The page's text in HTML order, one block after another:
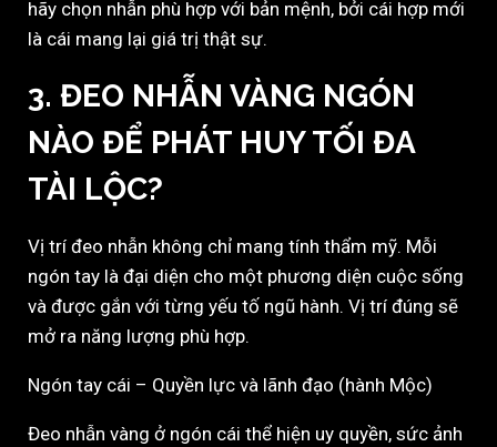
hãy chọn nhẫn phù hợp với bản mệnh, bởi cái hợp mới
là cái mang lại giá trị thật sự.
3. ĐEO NHẪN VÀNG NGÓN
NÀO ĐỂ PHÁT HUY TỐI ĐA
TÀI LỘC?
Vị trí đeo nhẫn không chỉ mang tính thẩm mỹ. Mỗi
ngón tay là đại diện cho một phương diện cuộc sống
và được gắn với từng yếu tố ngũ hành. Vị trí đúng sẽ
mở ra năng lượng phù hợp.
Ngón tay cái – Quyền lực và lãnh đạo (hành Mộc)
Đeo nhẫn vàng ở ngón cái thể hiện uy quyền, sức ảnh